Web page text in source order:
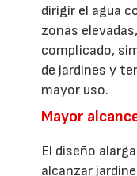
dirigir el agua
zonas
complicado,
de jardines y
mayor uso.
Mayor
El diseño
alcanzar